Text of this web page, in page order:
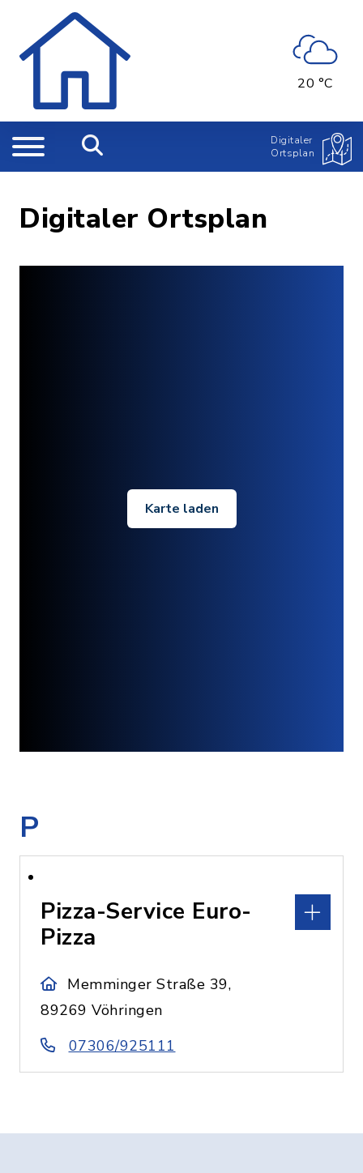
20 °C
Digitaler
Ortsplan
Digitaler Ortsplan
Karte laden
P
Pizza-Service Euro-
Pizza
Memminger Straße 39,
89269 Vöhringen
07306/925111